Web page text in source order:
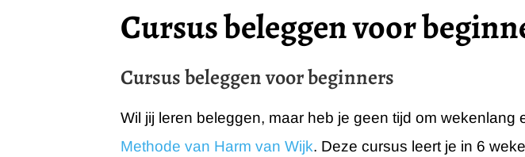
Cursus beleggen voor
Cursus beleggen voor beginners
Wil jij leren beleggen, maar heb je geen tijd om
Methode van Harm van Wijk. Deze cursus leert je in 6